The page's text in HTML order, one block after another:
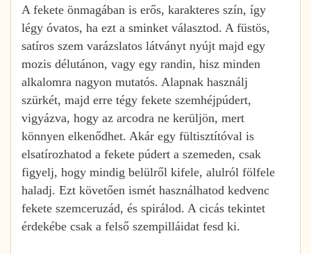
A fekete önmagában is erős, karakteres szín, így
légy óvatos, ha ezt a sminket választod. A füstös,
satíros szem varázslatos látványt nyújt majd egy
mozis délutánon, vagy egy randin, hisz minden
alkalomra nagyon mutatós. Alapnak használj
szürkét, majd erre tégy fekete szemhéjpúdert,
vigyázva, hogy az arcodra ne kerüljön, mert
könnyen elkenődhet. Akár egy fültisztítóval is
elsatírozhatod a fekete púdert a szemeden, csak
figyelj, hogy mindig belülről kifele, alulról fölfele
haladj. Ezt követően ismét használhatod kedvenc
fekete szemceruzád, és spirálod. A cicás tekintet
érdekébe csak a felső szempilláidat fesd ki.